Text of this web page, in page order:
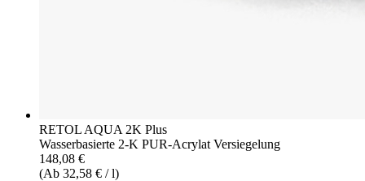
RETOL AQUA 2K Plus
Wasserbasierte 2-K PUR-Acrylat Versiegelung
148,08 €
(Ab 32,58 € / l)